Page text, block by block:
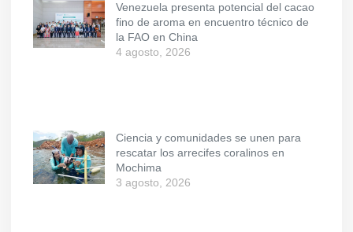
Venezuela presenta potencial del cacao
fino de aroma en encuentro técnico de
la FAO en China
4 agosto, 2026
Ciencia y comunidades se unen para
rescatar los arrecifes coralinos en
Mochima
3 agosto, 2026